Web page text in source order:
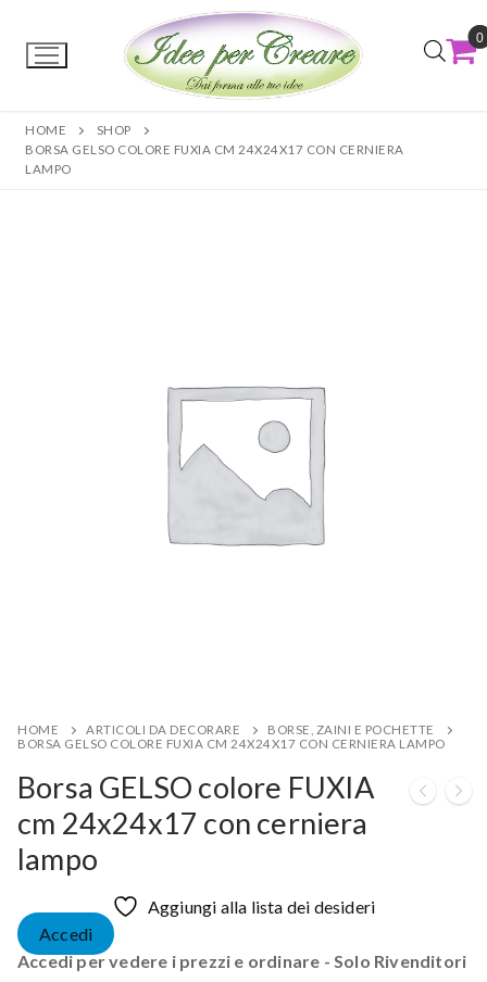
0
HOME
SHOP
BORSA GELSO COLORE FUXIA CM 24X24X17 CON CERNIERA
LAMPO
HOME ARTICOLI DA DECORARE
BORSE, ZAINI E POCHETTE
BORSA GELSO COLORE FUXIA CM 24X24X17 CON CERNIERA LAMPO
Borsa GELSO colore FUXIA
cm 24x24x17 con cerniera
lampo
Aggiungi alla lista dei desideri
Accedi
Accedi per vedere i prezzi e ordinare - Solo Rivenditori